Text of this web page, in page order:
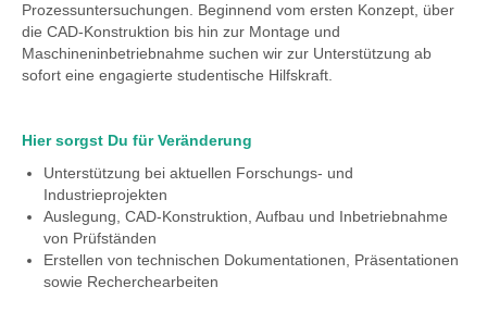
Prozessuntersuchungen. Beginnend vom ersten Konzept, über
die CAD-Konstruktion bis hin zur Montage und
Maschineninbetriebnahme suchen wir zur Unterstützung ab
sofort eine engagierte studentische Hilfskraft.
Hier sorgst Du für Veränderung
Unterstützung bei aktuellen Forschungs- und
Industrieprojekten
Auslegung, CAD-Konstruktion, Aufbau und Inbetriebnahme
von Prüfständen
Erstellen von technischen Dokumentationen, Präsentationen
sowie Recherchearbeiten